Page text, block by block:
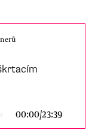
00:00/23:39